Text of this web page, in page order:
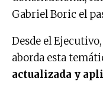
Gabriel Boric el
Desde el
aborda esta
actualizada y